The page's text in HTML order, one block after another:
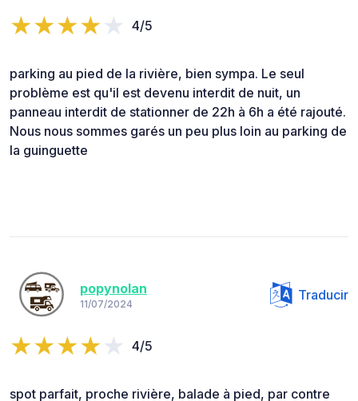
4/5
parking au pied de la rivière, bien sympa. Le seul
problème est qu'il est devenu interdit de nuit, un
panneau interdit de stationner de 22h à 6h a été rajouté.
Nous nous sommes garés un peu plus loin au parking de
la guinguette
popynolan
11/07/2024
Traducir
4/5
spot parfait, proche rivière, balade à pied, par contre